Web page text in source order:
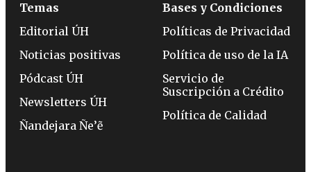
Temas
Editorial ÚH
Noticias positivas
Pódcast ÚH
Newsletters ÚH
Ñandejara Ñe’ẽ
Bases y Condiciones
Políticas de Privacidad
Política de uso de la IA
Servicio de
Suscripción a Crédito
Política de Calidad